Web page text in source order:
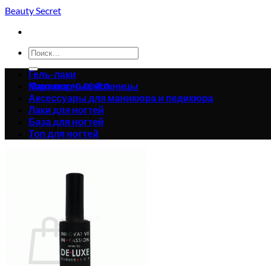
Skip
content
Beauty Secret
Искать:
Корзина /0.00₴0
Вернуться в магазин
Корзина
Гель-лаки
Маникюрные ножницы
Аксессуары для маникюра и педикюра
Лаки для ногтей
База для ногтей
Топ для ногтей